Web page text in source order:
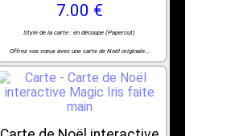
7.00 €
Style de la carte : en découpe (Papercut)
Offrez vos vœux avec une carte de Noël originale...